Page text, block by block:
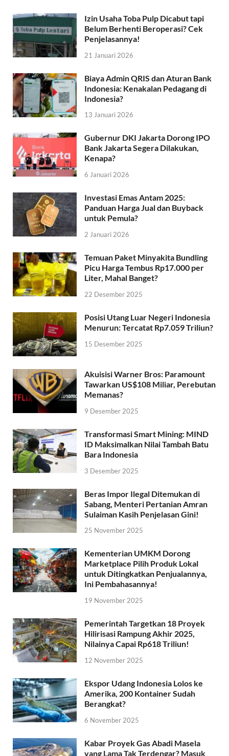
Izin Usaha Toba Pulp Dicabut tapi
Belum Berhenti Beroperasi? Cek
Penjelasannya!
21 Januari 2026
Biaya Admin QRIS dan Aturan Bank
Indonesia: Kenakalan Pedagang di
Indonesia?
13 Januari 2026
Gubernur DKI Jakarta Dorong IPO
Bank Jakarta Segera Dilakukan,
Kenapa?
6 Januari 2026
Investasi Emas Antam 2025:
Panduan Harga Jual dan Buyback
untuk Pemula?
2 Januari 2026
Temuan Paket Minyakita Bundling
Picu Harga Tembus Rp17.000 per
Liter, Mahal Banget?
22 Desember 2025
Posisi Utang Luar Negeri Indonesia
Menurun: Tercatat Rp7.059 Triliun?
15 Desember 2025
Akuisisi Warner Bros: Paramount
Tawarkan US$108 Miliar, Perebutan
Memanas?
9 Desember 2025
Transformasi Smart Mining: MIND
ID Maksimalkan Nilai Tambah Batu
Bara Indonesia
3 Desember 2025
Beras Impor Ilegal Ditemukan di
Sabang, Menteri Pertanian Amran
Sulaiman Kasih Penjelasan Gini!
25 November 2025
Kementerian UMKM Dorong
Marketplace Pilih Produk Lokal
untuk Ditingkatkan Penjualannya,
Ini Pembahasannya!
19 November 2025
Pemerintah Targetkan 18 Proyek
Hilirisasi Rampung Akhir 2025,
Nilainya Capai Rp618 Triliun!
12 November 2025
Ekspor Udang Indonesia Lolos ke
Amerika, 200 Kontainer Sudah
Berangkat?
6 November 2025
Kabar Proyek Gas Abadi Masela
yang Lama Tak Terdengar? Masuk